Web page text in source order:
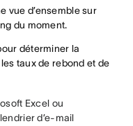
vue d’ensemble sur
du moment.
déterminer la
taux de rebond et de
Excel ou
d’e-mail